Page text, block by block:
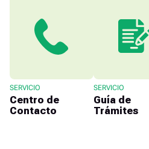
SERVICIO
Centro de
Contacto
SERVICIO
Guía de
Trámites